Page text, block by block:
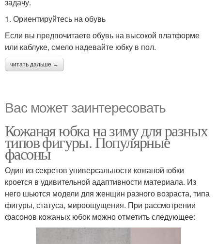
1. Ориентируйтесь на обувь
Если вы предпочитаете обувь на высокой платформе
или каблуке, смело надевайте юбку в пол.
читать дальше →
Вас может заинтересовать
Кожаная юбка на зиму для разных
типов фигуры. Популярные
фасоны
Один из секретов универсальности кожаной юбки
кроется в удивительной адаптивности материала. Из
него шьются модели для женщин разного возраста, типа
фигуры, статуса, мироощущения. При рассмотрении
фасонов кожаных юбок можно отметить следующее: